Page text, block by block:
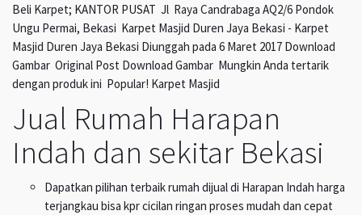
Beli Karpet; KANTOR PUSAT Jl Raya Candrabaga AQ2/6 Pondok
Ungu Permai, Bekasi Karpet Masjid Duren Jaya Bekasi - Karpet
Masjid Duren Jaya Bekasi Diunggah pada 6 Maret 2017 Download
Gambar Original Post Download Gambar Mungkin Anda tertarik
dengan produk ini Popular! Karpet Masjid
Jual Rumah Harapan
Indah dan sekitar Bekasi
Dapatkan pilihan terbaik rumah dijual di Harapan Indah harga
terjangkau bisa kpr cicilan ringan proses mudah dan cepat